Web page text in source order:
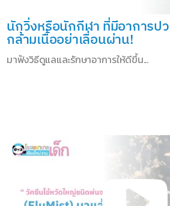
นักวิ่งหรือนักกีฬา ที่มีอาการป
กล้ามเนื้ออย่าเลื่อนผ่าน!
มาฟังวิธีดูแลและรักษาอาการให้ดีขึ้น...